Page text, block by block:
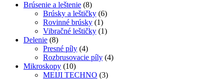
Brúsenie a leštenie (8)
Brúsky a leštičky (6)
Rovinné brúsky (1)
Vibračné leštičky (1)
Delenie (8)
Presné píly (4)
Rozbrusovacie píly (4)
Mikroskopy (10)
MEIJI TECHNO (3)